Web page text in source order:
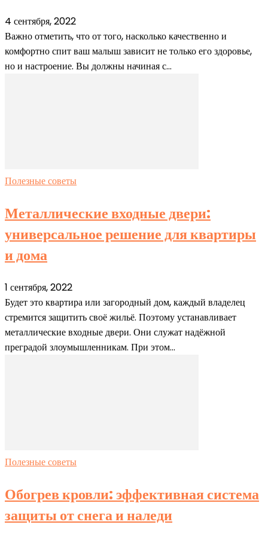
4 сентября, 2022
Важно отметить, что от того, насколько качественно и
комфортно спит ваш малыш зависит не только его здоровье,
но и настроение. Вы должны начиная с...
Полезные советы
Металлические входные двери:
универсальное решение для квартиры
и дома
1 сентября, 2022
Будет это квартира или загородный дом, каждый владелец
стремится защитить своё жильё. Поэтому устанавливает
металлические входные двери. Они служат надёжной
преградой злоумышленникам. При этом...
Полезные советы
Обогрев кровли: эффективная система
защиты от снега и наледи